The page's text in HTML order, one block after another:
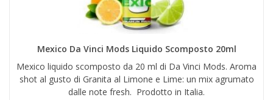
Mexico Da Vinci Mods Liquido Scomposto 20ml
Mexico liquido scomposto da 20 ml di Da Vinci Mods. Aroma
shot al gusto di Granita al Limone e Lime: un mix agrumato
dalle note fresh. Prodotto in Italia.